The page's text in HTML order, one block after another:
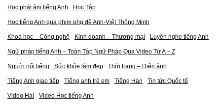
Học phát âm tiếng Anh Học Tập
Học tiếng Anh qua phim phụ đề Anh-Việt Thông Minh
Khoa học – Công nghệ Kinh doanh – Thương mại Luyện nghe tiếng Anh
Ngữ pháp tiếng Anh – Toàn Tập Ngữ Pháp Qua Video Từ A – Z
Người nổi tiếng Sức khỏe làm đẹp Thời trang – Điện ảnh
Tiếng Anh giao tiếp Tiếng anh trẻ em Tiếng Hàn Tin tức Quốc tế
Video Hài Video Học tiếng Anh